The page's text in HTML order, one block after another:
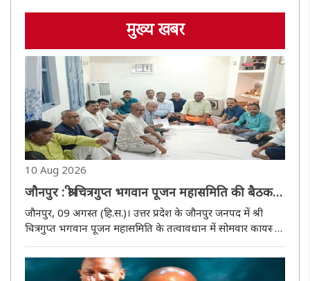
मुख्य खबर
10 Aug 2026
जौनपुर : श्री चित्रगुप्त भगवान पूजन महासमिति की बैठक
सम्पन्न, 11 नवंबर को निकलेगी शोभायात्रा
जौनपुर, 09 अगस्त (हि.स.)। उत्तर प्रदेश के जौनपुर जनपद में श्री
चित्रगुप्त भगवान पूजन महासमिति के तत्वावधान में सोमवार कायस्थ
गिरिजेश कुमार श्रीवास्तव के आवास पर आयोजित की गई। बैठक में
आगामी ..